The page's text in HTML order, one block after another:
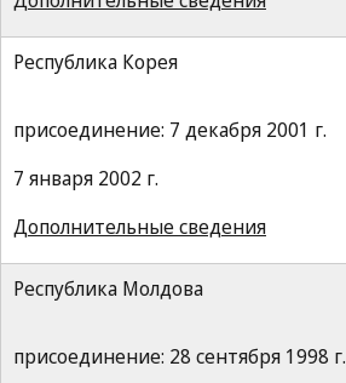
Республика Корея
присоединение: 7 декабря 2001 г.
7 января 2002 г.
Дополнительные сведения
Республика Молдова
присоединение: 28 сентября 1998 г.